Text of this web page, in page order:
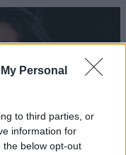
Personal
to third parties, or
information for
the below opt-out